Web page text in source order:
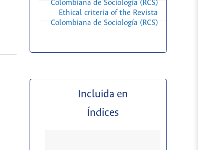
Colombiana de Sociología (RCS)
Ethical criteria of the Revista
Colombiana de Sociología (RCS)
Incluida en
Índices